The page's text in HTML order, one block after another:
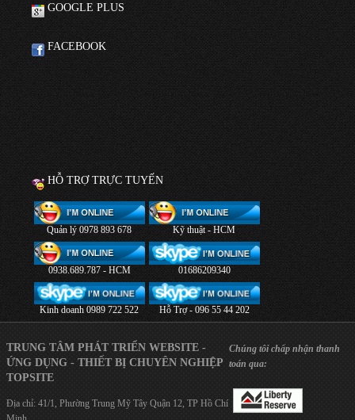
GOOGLE PLUS
FACEBOOK
HỖ TRỢ TRỰC TUYẾN
Quản lý 0978 893 678 Kỹ thuật - HCM
0938.689.787 - HCM 01686209340
Kinh doanh 0989 722 522 Hỗ Trợ - 096 55 44 202
TRUNG TÂM PHÁT TRIỂN WEBSITE -
ỨNG DỤNG - THIẾT BỊ CHUYÊN NGHIỆP
TOPSITE
Địa chỉ: 41/1, Phường Trung Mỹ Tây Quận 12, TP Hồ Chí
Chúng tôi chấp nhận thanh
toán qua: